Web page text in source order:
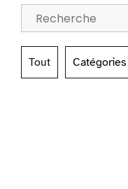
Tout Catégories